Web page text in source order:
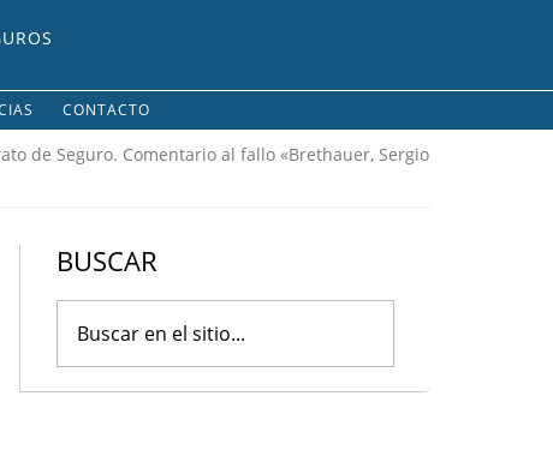
CONTACTO
de Seguro. Comentario al fallo «Brethauer, Sergio
BUSCAR